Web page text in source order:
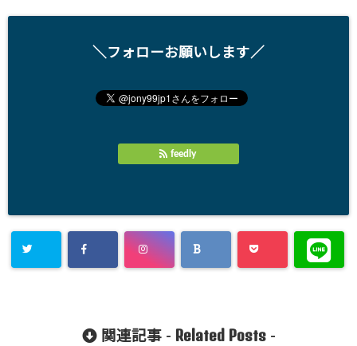
＼フォローお願いします／
feedly
関連記事 - Related Posts-